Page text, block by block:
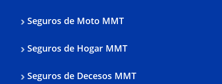
Seguros de Moto MMT
Seguros de Hogar MMT
Seguros de Decesos MMT